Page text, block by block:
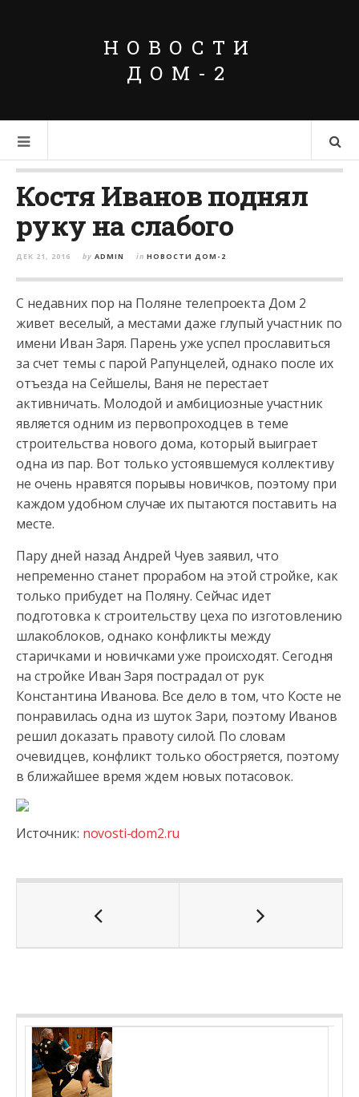
НОВОСТИ
ДОМ-2
Костя Иванов поднял
руку на слабого
ДЕК 21, 2016 by ADMIN in НОВОСТИ ДОМ-2
С недавних пор на Поляне телепроекта Дом 2
живет веселый, а местами даже глупый участник по
имени Иван Заря. Парень уже успел прославиться
за счет темы с парой Рапунцелей, однако после их
отъезда на Сейшелы, Ваня не перестает
активничать. Молодой и амбициозные участник
является одним из первопроходцев в теме
строительства нового дома, который выиграет
одна из пар. Вот только устоявшемуся коллективу
не очень нравятся порывы новичков, поэтому при
каждом удобном случае их пытаются поставить на
месте.
Пару дней назад Андрей Чуев заявил, что
непременно станет прорабом на этой стройке, как
только прибудет на Поляну. Сейчас идет
подготовка к строительству цеха по изготовлению
шлакоблоков, однако конфликты между
старичками и новичками уже происходят. Сегодня
на стройке Иван Заря пострадал от рук
Константина Иванова. Все дело в том, что Косте не
понравилась одна из шуток Зари, поэтому Иванов
решил доказать правоту силой. По словам
очевидцев, конфликт только обостряется, поэтому
в ближайшее время ждем новых потасовок.
Источник: novosti-dom2.ru